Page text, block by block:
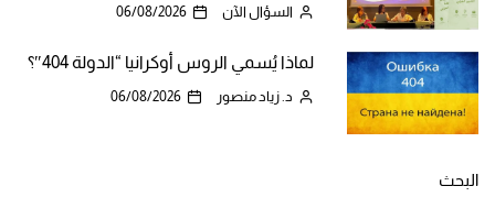
السؤال الآن 06/08/2026
لماذا يُسمي الروس أوكرانيا “الدولة 404″؟
د. زياد منصور 06/08/2026
البحث